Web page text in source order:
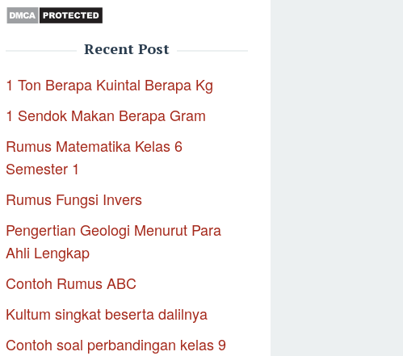
Recent Post
1 Ton Berapa Kuintal Berapa Kg
1 Sendok Makan Berapa Gram
Rumus Matematika Kelas 6
Semester 1
Rumus Fungsi Invers
Pengertian Geologi Menurut Para
Ahli Lengkap
Contoh Rumus ABC
Kultum singkat beserta dalilnya
Contoh soal perbandingan kelas 9